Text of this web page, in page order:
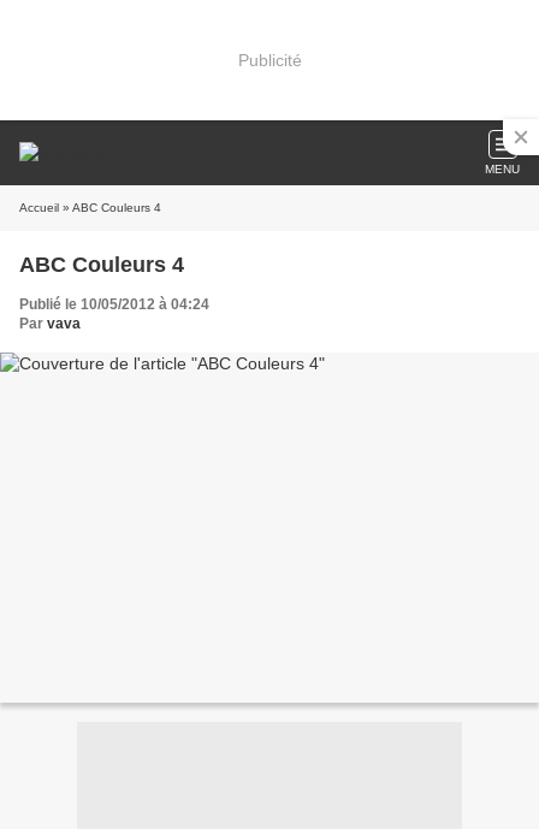
Publicité
MENU
Accueil » ABC Couleurs 4
ABC Couleurs 4
Publié le 10/05/2012 à 04:24
Par vava